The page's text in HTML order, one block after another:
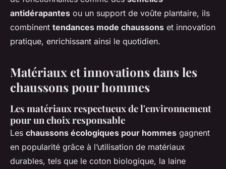
antidérapantes ou un support de voûte plantaire, ils
combinent tendances mode chaussons et innovation
pratique, enrichissant ainsi le quotidien.
Matériaux et innovations dans les
chaussons pour hommes
Les matériaux respectueux de l'environnement
pour un choix responsable
Les chaussons écologiques pour hommes gagnent
en popularité grâce à l’utilisation de matériaux
durables, tels que le coton biologique, la laine